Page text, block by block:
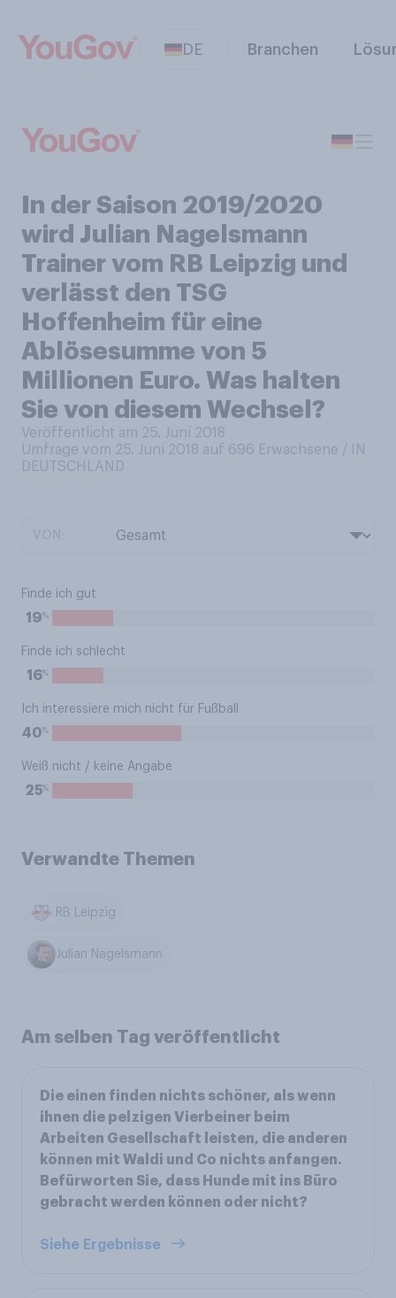
DE Branchen
In der Saison 2019/2020
wird Julian Nagelsmann
Trainer vom RB Leipzig und
verlässt den TSG
Hoffenheim für eine
Ablösesumme von 5
Millionen Euro. Was halten
Sie von diesem Wechsel?
Veröffentlicht am 25. Juni 2018
Umfrage vom 25. Juni 2018 auf 696 Erwachsene / IN
DEUTSCHLAND
Finde ich gut
19%
Finde ich schlecht
16%
Ich interessiere mich nicht für Fußball
40%
Weiß nicht / keine Angabe
25%
Verwandte Themen
RB Leipzig
Julian Nagelsmann
Am selben Tag veröffentlicht
Die einen finden nichts schöner, als wenn
ihnen die pelzigen Vierbeiner beim
Arbeiten Gesellschaft leisten, die anderen
können mit Waldi und Co nichts anfangen.
Befürworten Sie, dass Hunde mit ins Büro
gebracht werden können oder nicht?
Siehe Ergebnisse